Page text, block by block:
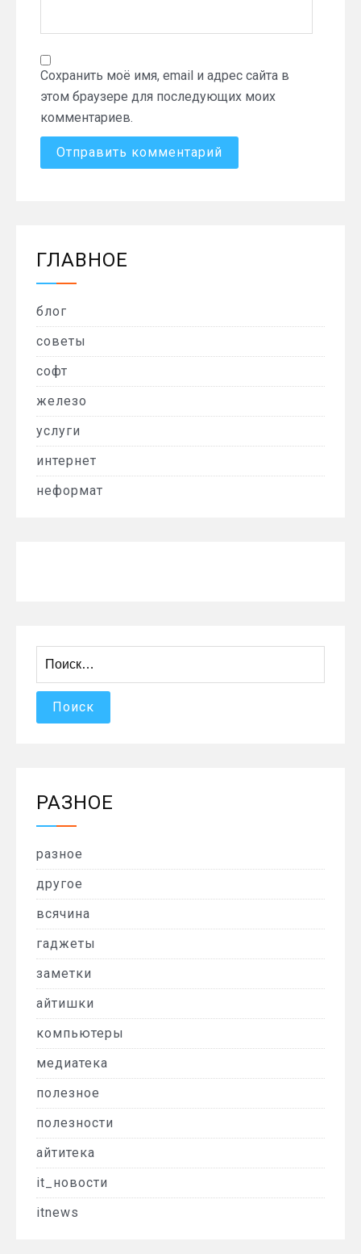
Сохранить моё имя, email и адрес сайта в
этом браузере для последующих моих
комментариев.
ГЛАВНОЕ
блог
советы
софт
железо
услуги
интернет
неформат
РАЗНОЕ
разное
другое
всячина
гаджеты
заметки
айтишки
компьютеры
медиатека
полезное
полезности
айтитека
it_новости
itnews